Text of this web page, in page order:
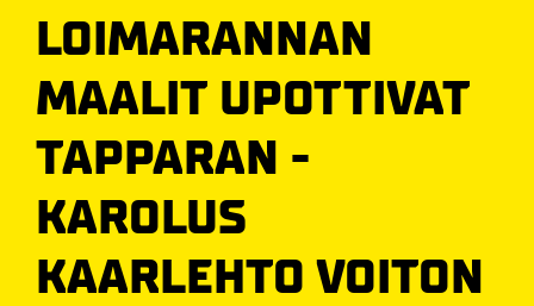
LOIMARANNAN
MAALIT UPOTTIVAT
TAPPARAN -
KAROLUS
KAARLEHTO VOITON